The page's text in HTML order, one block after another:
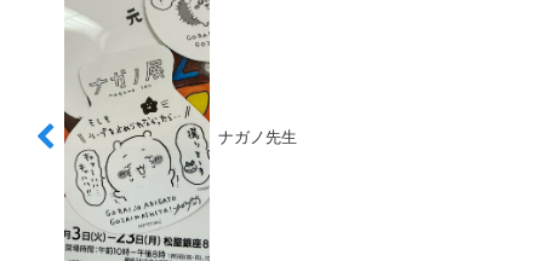
ナガノ先生